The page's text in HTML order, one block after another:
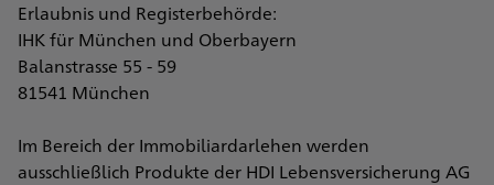
Erlaubnis und Registerbehörde:
IHK für München und Oberbayern
Balanstrasse 55 - 59
81541 München
Im Bereich der Immobiliardarlehen werden
ausschließlich Produkte der HDI Lebensversicherung AG